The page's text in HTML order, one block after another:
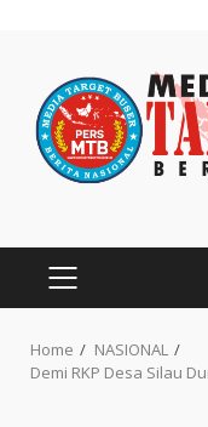
content
PRIMARY
Home
NASIONAL
Demi RKP Desa Silau